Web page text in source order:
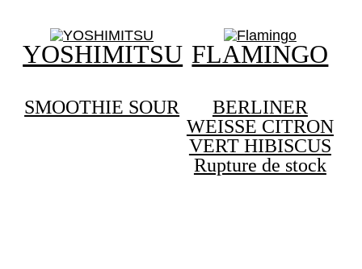
était :
4,00 €.
est :
3,00 €.
YOSHIMITSU
SMOOTHIE SOUR
FLAMINGO
BERLINER
WEISSE CITRON
VERT HIBISCUS